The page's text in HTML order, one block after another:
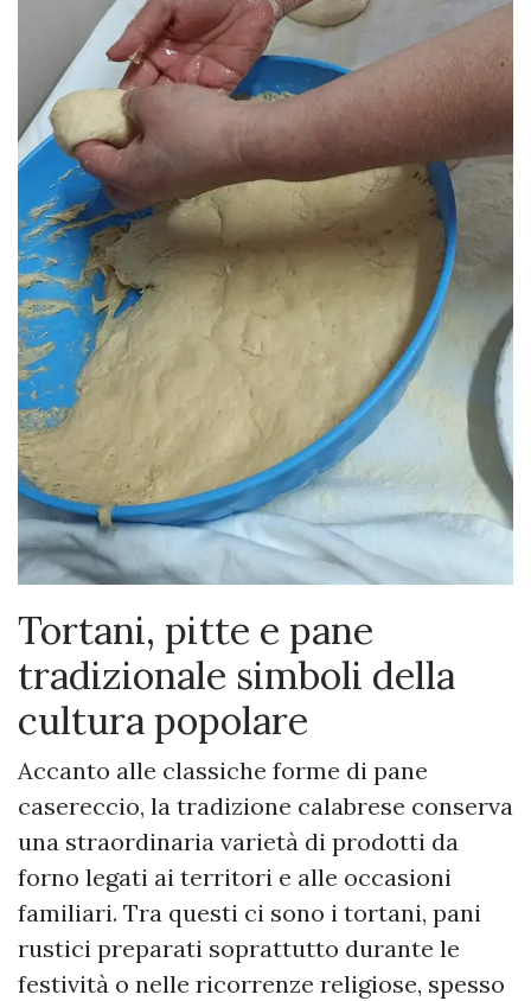
Tortani, pitte e pane
tradizionale simboli della
cultura popolare
Accanto alle classiche forme di pane
casereccio, la tradizione calabrese conserva
una straordinaria varietà di prodotti da
forno legati ai territori e alle occasioni
familiari. Tra questi ci sono i tortani, pani
rustici preparati soprattutto durante le
festività o nelle ricorrenze religiose, spesso